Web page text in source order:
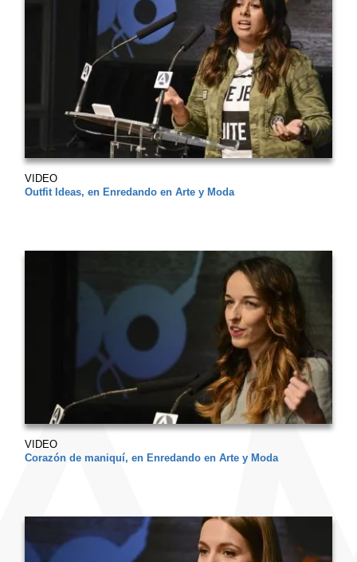
VIDEO
Outfit Ideas, en Enredando en Arte y Moda
VIDEO
Corazón de maniquí, en Enredando en Arte y Moda